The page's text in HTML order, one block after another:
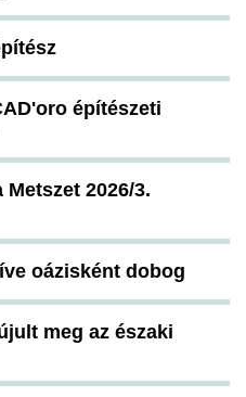
építészeti
2026/3.
oázisként dobog
meg az északi